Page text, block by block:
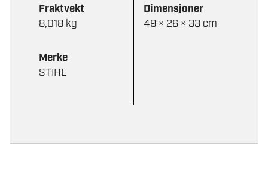
Fraktvekt
8,018 kg
Dimensjoner
49 × 26 × 33 cm
Merke
STIHL